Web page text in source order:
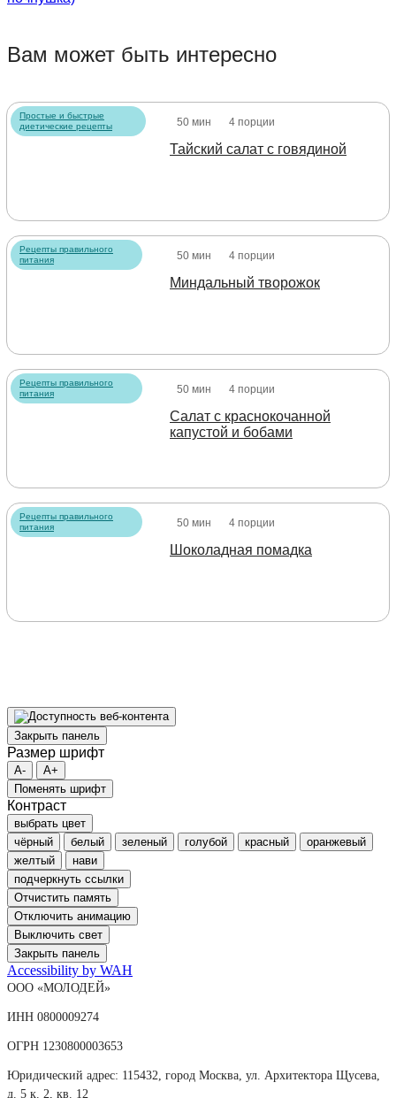
Вам может быть интересно
Простые и быстрые
диетические рецепты
50 мин 4 порции
Тайский салат с говядиной
Рецепты правильного
питания
50 мин 4 порции
Миндальный творожок
Рецепты правильного
питания
50 мин 4 порции
Салат с краснокочанной
капустой и бобами
Рецепты правильного
питания
50 мин 4 порции
Шоколадная помадка
Закрыть панель
Размер шрифт
A-
A+
Поменять шрифт
Контраст
выбрать цвет
чёрный
белый зеленый голубой красный
оранжевый
желтый
нави
подчеркнуть ссылки
Отчистить память
Отключить анимацию
Выключить свет
Закрыть панель
Accessibility by WAH
ООО «МОЛОДЕЙ»
ИНН 0800009274
ОГРН 1230800003653
Юридический адрес: 115432, город Москва, ул. Архитектора Щусева,
д. 5 к. 2, кв. 12